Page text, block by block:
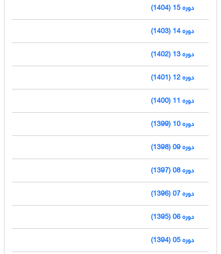
دوره 15 (1404)
دوره 14 (1403)
دوره 13 (1402)
دوره 12 (1401)
دوره 11 (1400)
دوره 10 (1399)
دوره 09 (1398)
دوره 08 (1397)
دوره 07 (1396)
دوره 06 (1395)
دوره 05 (1394)